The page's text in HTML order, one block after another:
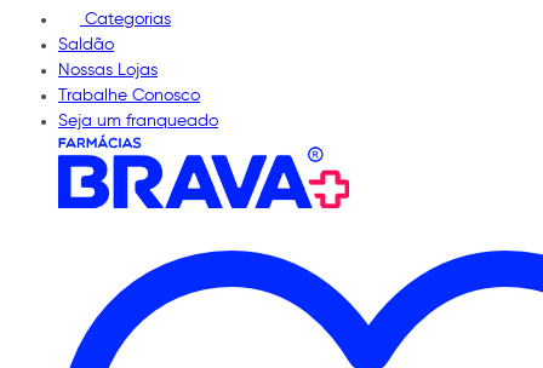
Categorias
Saldão
Nossas Lojas
Trabalhe Conosco
Seja um franqueado